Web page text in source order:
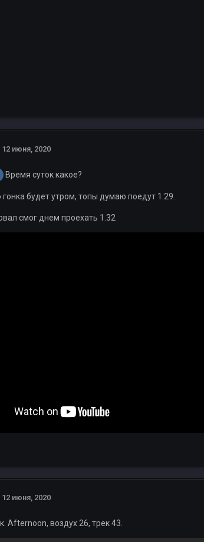
12 июня, 2020
Время суток какое?
будет утром, топы думаю поедут 1.29.
смог днем проехать 1.32
12 июня, 2020
Afternoon, воздух 26, трек 43.